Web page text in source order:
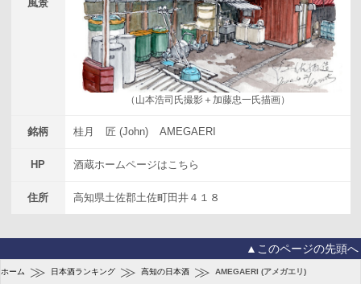
風景
（山本浩司氏撮影＋加藤忠一氏描画）
銘柄 桂月 匠 (John) AMEGAERI
HP 酒蔵ホームページはこちら
住所 高知県土佐郡土佐町田井４１８
▲このページの先頭へ
ホーム ≫ 日本酒ランキング ≫ 高知の日本酒 ≫ AMEGAERI (アメガエリ)